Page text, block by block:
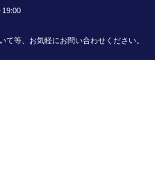
19:00
て等、お気軽にお問い合わせください。